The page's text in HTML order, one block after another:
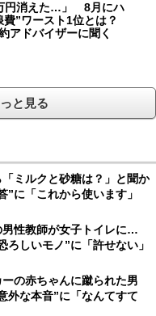
円消えた…」 8月にハ
費”ワースト1位とは？
アドバイザーに聞く
と見る
「ミルクと砂糖は？」と聞か
「これから使います」
男性教師が女子トイレに…
ろしいモノ”に「許せない」
ーの赤ちゃんに蹴られた男
な本音”に「なんてすて